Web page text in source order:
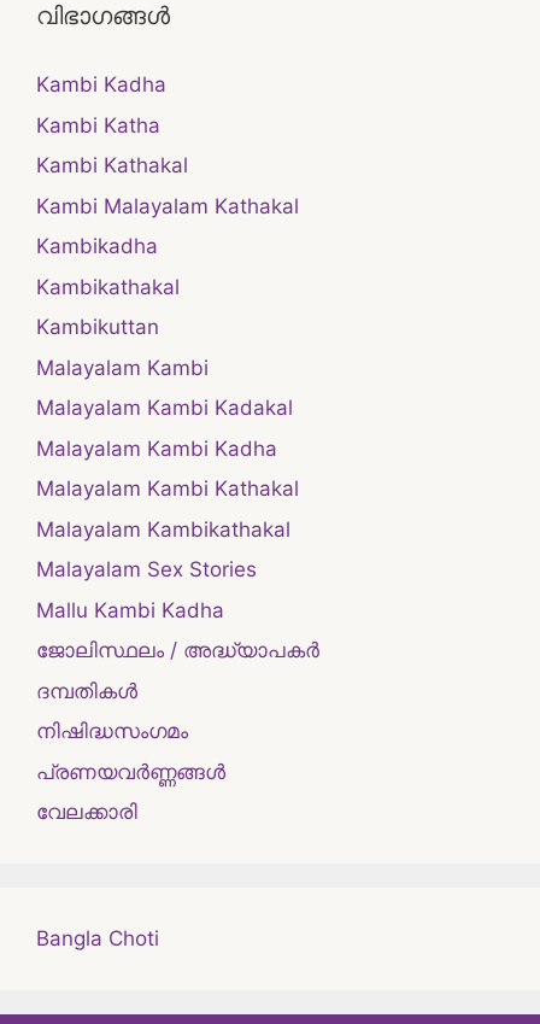
വിഭാഗങ്ങൾ
Kambi Kadha
Kambi Katha
Kambi Kathakal
Kambi Malayalam Kathakal
Kambikadha
Kambikathakal
Kambikuttan
Malayalam Kambi
Malayalam Kambi Kadakal
Malayalam Kambi Kadha
Malayalam Kambi Kathakal
Malayalam Kambikathakal
Malayalam Sex Stories
Mallu Kambi Kadha
ജോലിസ്ഥലം / അദ്ധ്യാപകർ
ദമ്പതികള്‍
നിഷിദ്ധസംഗമം
പ്രണയവർണ്ണങ്ങൾ
വേലക്കാരി
Bangla Choti